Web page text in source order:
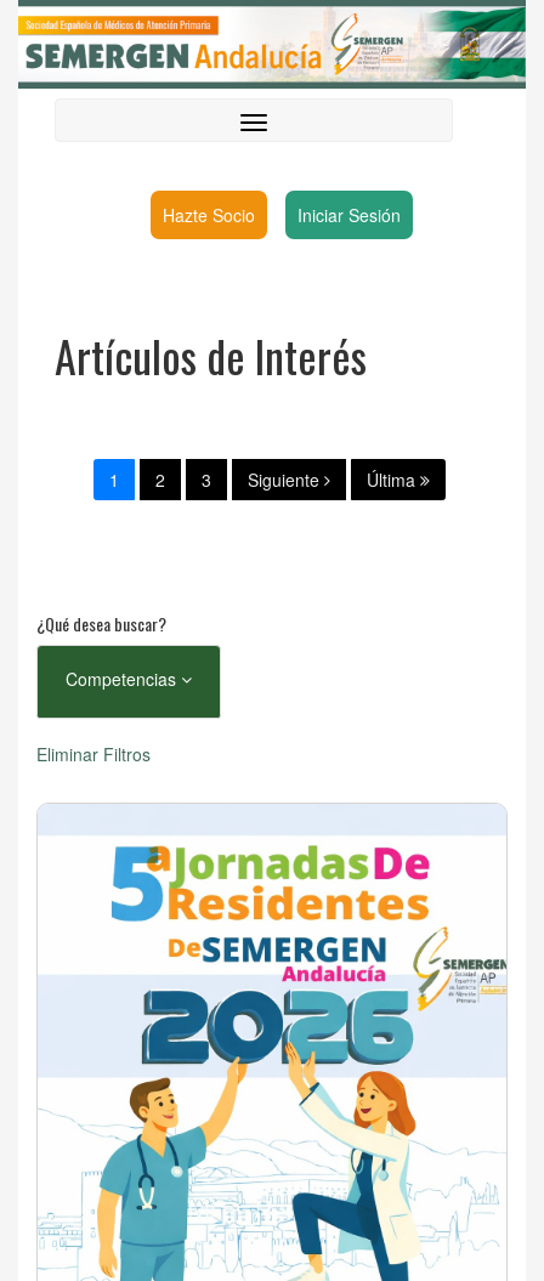
Hazte Socio Iniciar Sesión
Artículos de Interés
1 2 3 Siguiente Última
¿Qué desea buscar?
Competencias
Eliminar Filtros